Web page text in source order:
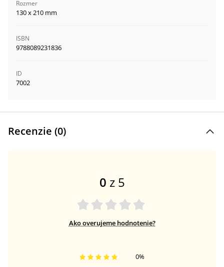
Rozmer
130 x 210 mm
ISBN
9788089231836
ID
7002
Recenzie (0)
0 z 5
Ako overujeme hodnotenie?
0%